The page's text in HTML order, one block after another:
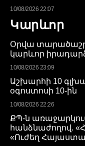
10/08/2026 22:07
Կարևոր
Օրվա
կարևոր
10/08/2026 23:09
Աշխարհի 10
օգոստոսի 10-ին
10/08/2026 22:26
ՔՊ-ն
հանձնաժողով.
«Ուժեղ